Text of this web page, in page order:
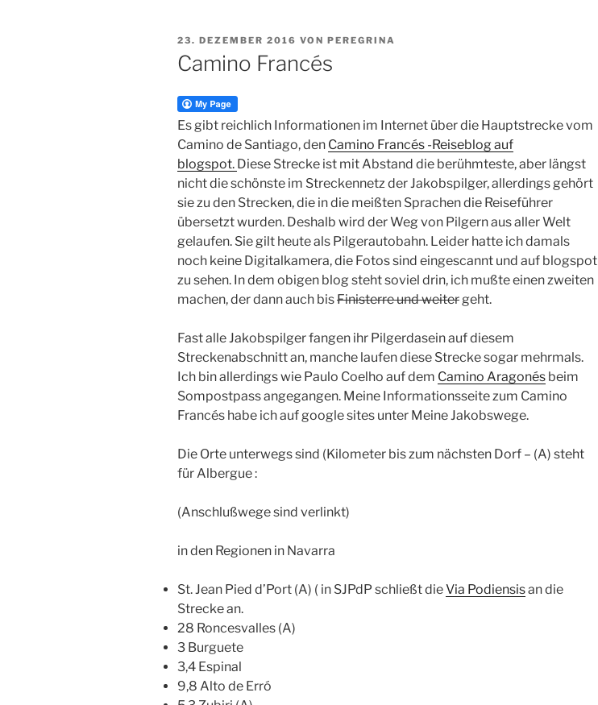
VERÖFFENTLICHT
AM
23. DEZEMBER 2016 VON PEREGRINA
Camino Francés
Es gibt reichlich Informationen im Internet über die Hauptstrecke vom
Camino de Santiago, den Camino Francés -Reiseblog auf
blogspot. Diese Strecke ist mit Abstand die berühmteste, aber längst
nicht die schönste im Streckennetz der Jakobspilger, allerdings gehört
sie zu den Strecken, die in die meißten Sprachen die Reiseführer
übersetzt wurden. Deshalb wird der Weg von Pilgern aus aller Welt
gelaufen. Sie gilt heute als Pilgerautobahn. Leider hatte ich damals
noch keine Digitalkamera, die Fotos sind eingescannt und auf blogspot
zu sehen. In dem obigen blog steht soviel drin, ich mußte einen zweiten
machen, der dann auch bisFinisterre und weitergeht.
Fast alle Jakobspilger fangen ihr Pilgerdasein auf diesem
Streckenabschnitt an, manche laufen diese Strecke sogar mehrmals.
Ich bin allerdings wie Paulo Coelho auf dem Camino Aragonés beim
Sompostpass angegangen. Meine Informationsseite zum Camino
Francés habe ich auf google sites unter Meine Jakobswege.
Die Orte unterwegs sind (Kilometer bis zum nächsten Dorf – (A) steht
für Albergue :
(Anschlußwege sind verlinkt)
in den Regionen in Navarra
St. Jean Pied d’Port (A) ( in SJPdP schließt dieVia Podiensisan die
Strecke an.
28 Roncesvalles (A)
3 Burguete
3,4 Espinal
9,8 Alto de Erró